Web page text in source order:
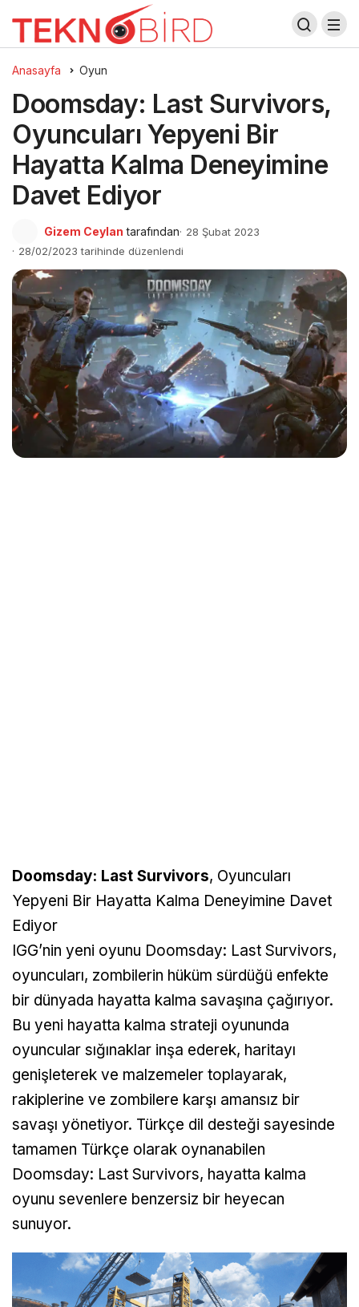
Anasayfa Oyun
Doomsday: Last Survivors,
Oyuncuları Yepyeni Bir
Hayatta Kalma Deneyimine
Davet Ediyor
Gizem Ceylan tarafından
28 Şubat 2023
28/02/2023 tarihinde düzenlendi
Doomsday: Last Survivors, Oyuncuları
Yepyeni Bir Hayatta Kalma Deneyimine Davet
Ediyor
IGG’nin yeni oyunu Doomsday: Last Survivors,
oyuncuları, zombilerin hüküm sürdüğü enfekte
bir dünyada hayatta kalma savaşına çağırıyor.
Bu yeni hayatta kalma strateji oyununda
oyuncular sığınaklar inşa ederek, haritayı
genişleterek ve malzemeler toplayarak,
rakiplerine ve zombilere karşı amansız bir
savaşı yönetiyor. Türkçe dil desteği sayesinde
tamamen Türkçe olarak oynanabilen
Doomsday: Last Survivors, hayatta kalma
oyunu sevenlere benzersiz bir heyecan
sunuyor.